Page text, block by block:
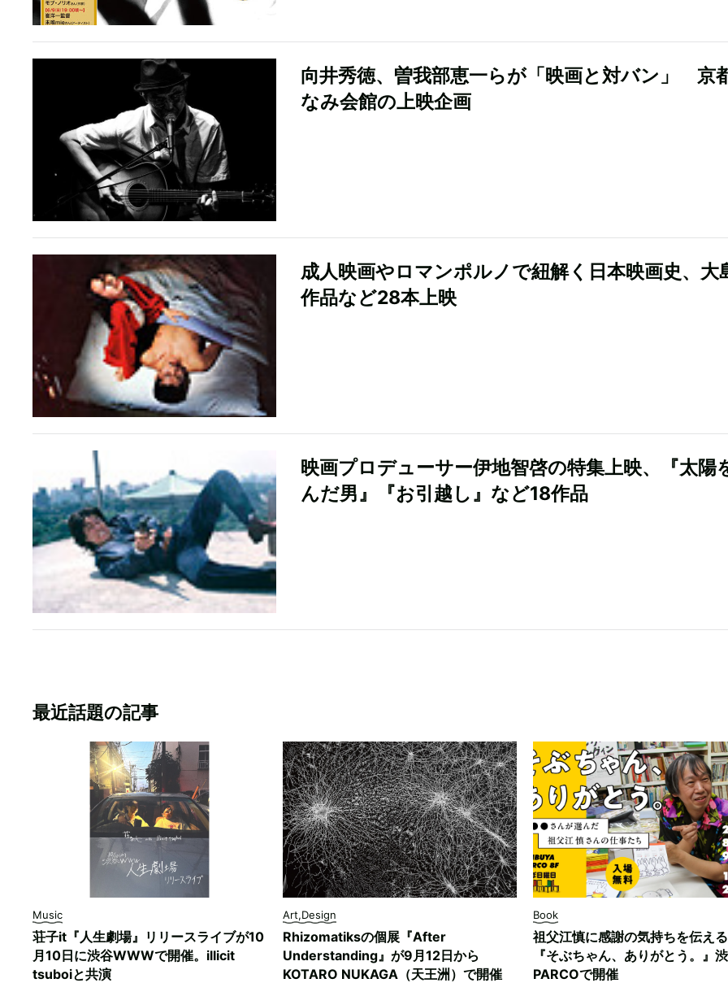
向井秀徳、曽我部恵一らが「映画と対バン」 京
なみ会館の上映企画
成人映画やロマンポルノで紐解く日本映画史、大
作品など28本上映
映画プロデューサー伊地智啓の特集上映、『太陽
んだ男』『お引越し』など18作品
最近話題の記事
Music
荘子it『人生劇場』リリースライブが10
月10日に渋谷WWWで開催。illicit
tsuboiと共演
Art,Design
Rhizomatiksの個展『After
Understanding』が9月12日から
KOTARO NUKAGA（天王洲）で開催
Book
祖父江慎に感謝の気持ちを伝え
『そぶちゃん、ありがとう。』
PARCOで開催